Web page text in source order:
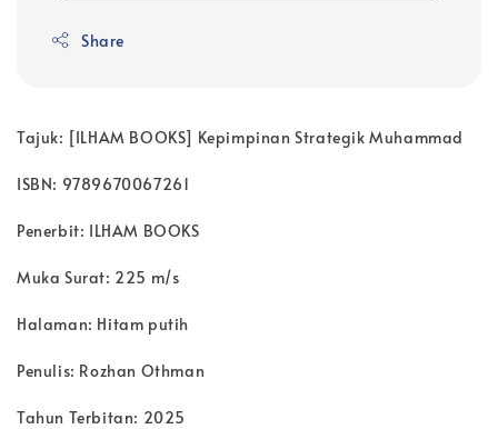
Share
Tajuk: [ILHAM BOOKS] Kepimpinan Strategik Muhammad
ISBN: 9789670067261
Penerbit: ILHAM BOOKS
Muka Surat: 225 m/s
Halaman: Hitam putih
Penulis: Rozhan Othman
Tahun Terbitan: 2025